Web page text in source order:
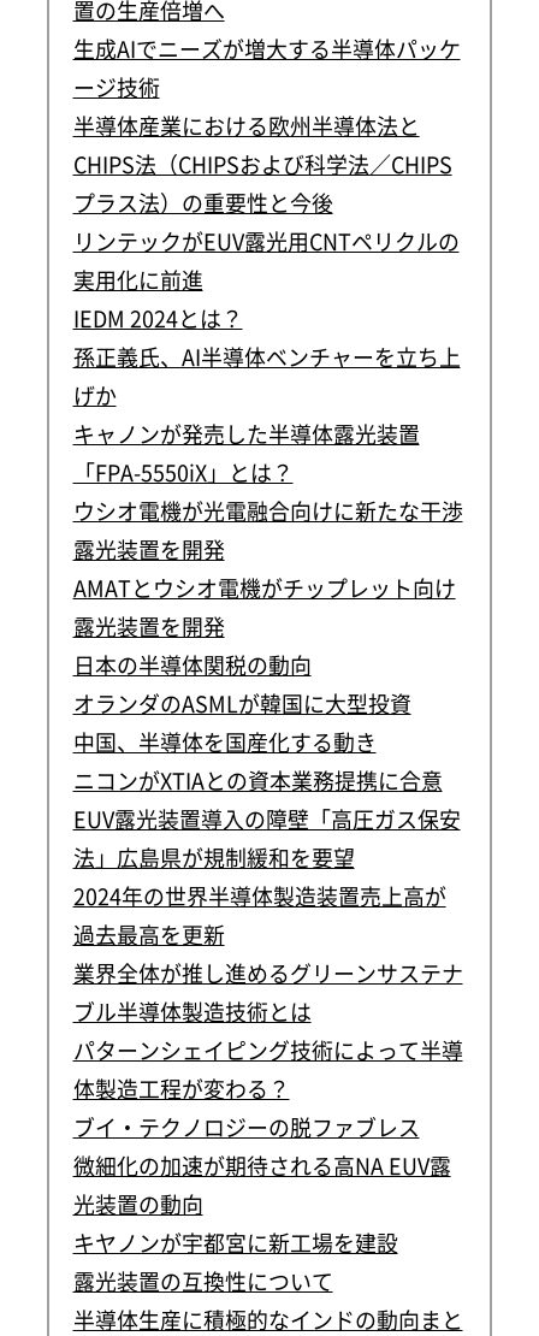
置の生産倍増へ
生成AIでニーズが増大する半導体パッケ
ージ技術
半導体産業における欧州半導体法と
CHIPS法（CHIPSおよび科学法／CHIPS
プラス法）の重要性と今後
リンテックがEUV露光用CNTペリクルの
実用化に前進
IEDM 2024とは？
孫正義氏、AI半導体ベンチャーを立ち上
げか
キャノンが発売した半導体露光装置
「FPA-5550iX」とは？
ウシオ電機が光電融合向けに新たな干渉
露光装置を開発
AMATとウシオ電機がチップレット向け
露光装置を開発
日本の半導体関税の動向
オランダのASMLが韓国に大型投資
中国、半導体を国産化する動き
ニコンがXTIAとの資本業務提携に合意
EUV露光装置導入の障壁「高圧ガス保安
法」広島県が規制緩和を要望
2024年の世界半導体製造装置売上高が
過去最高を更新
業界全体が推し進めるグリーンサステナ
ブル半導体製造技術とは
パターンシェイピング技術によって半導
体製造工程が変わる？
ブイ・テクノロジーの脱ファブレス
微細化の加速が期待される高NA EUV露
光装置の動向
キヤノンが宇都宮に新工場を建設
露光装置の互換性について
半導体生産に積極的なインドの動向まと